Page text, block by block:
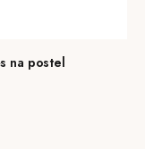
na postel